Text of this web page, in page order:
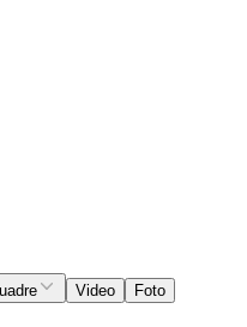
Video Foto